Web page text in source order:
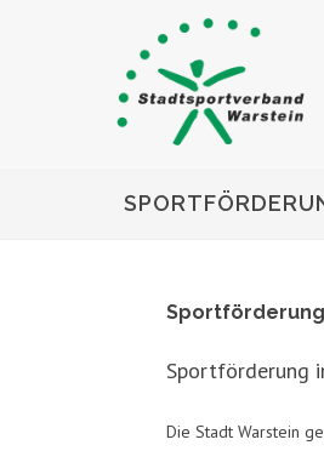
Sportförderung
Sportförderung
Die Stadt Warstein